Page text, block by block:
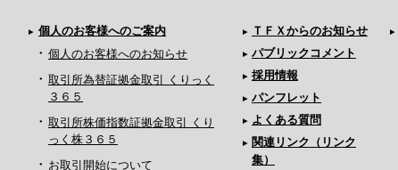
個人のお客様へのご案内
個人のお客様へのお知らせ
取引所為替証拠金取引 くりっく
３６５
取引所株価指数証拠金取引 くり
っく株３６５
お取引開始について
ＴＦＸからのお知らせ
パブリックコメント
採用情報
パンフレット
よくある質問
関連リンク（リンク
集）